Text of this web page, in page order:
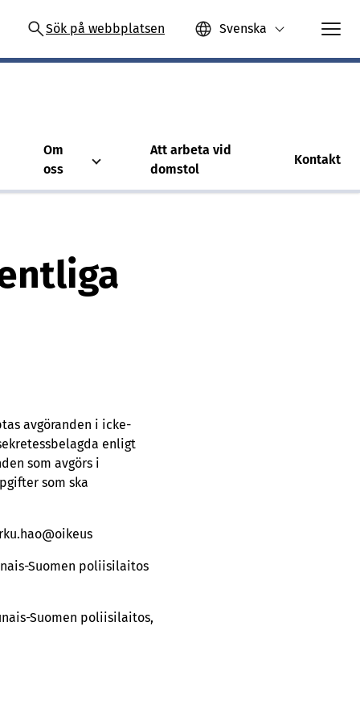
Sök på webbplatsen Svenska
Om
oss
Att arbeta vid
domstol
Kontakt
avgöranden i icke-
enligt
som avgörs i
som ska
Suomen poliisilaitos
Suomen poliisilaitos,